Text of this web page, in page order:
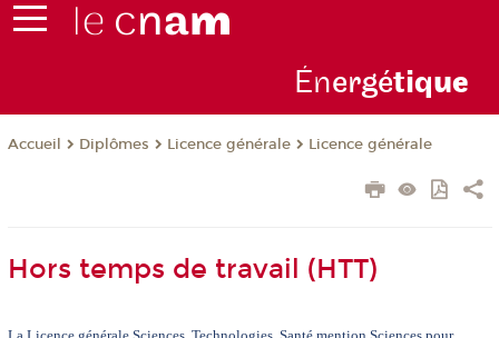
Énergétique
Accueil Diplômes Licence générale Licence générale
Hors temps de travail (HTT)